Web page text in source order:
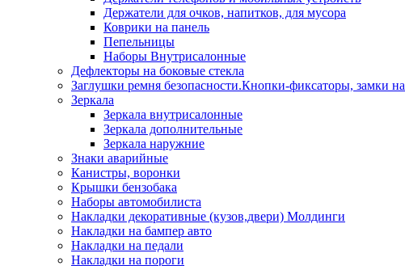
Держатели для очков, напитков, для мусора
Коврики на панель
Пепельницы
Наборы Внутрисалонные
Дефлекторы на боковые стекла
Заглушки ремня безопасности.Кнопки-фиксаторы, замки
Зеркала
Зеркала внутрисалонные
Зеркала дополнительные
Зеркала наружние
Знаки аварийные
Канистры, воронки
Крышки бензобака
Наборы автомобилиста
Накладки декоративные (кузов,двери) Молдинги
Накладки на бампер авто
Накладки на педали
Накладки на пороги